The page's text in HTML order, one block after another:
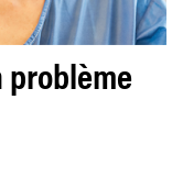
problème